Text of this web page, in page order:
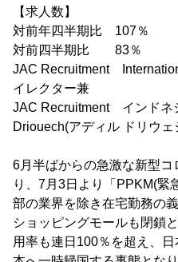
【求人数】
対前年四半期比 107％
対前四半期比 83％
JAC Recruitment
イレクター兼
JAC Recruitment インドネ
Driouech(アディル ドリウェ
6月半ばからの急激な新型コ
り、7月3日より「PPKM(緊
部の業界を除き在宅勤務の
ショッピングモールも閉鎖
用率も連日100％を超え、